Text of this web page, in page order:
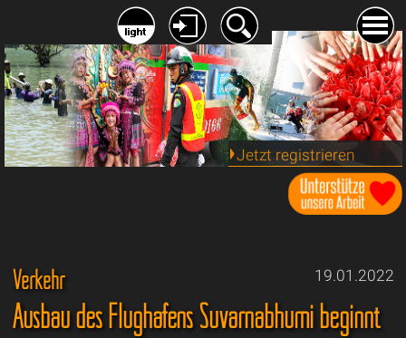
Jetzt registrieren
19.01.2022
Verkehr
Ausbau des Flughafens Suvarnabhumi beginnt